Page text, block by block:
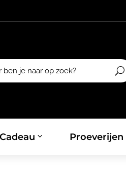
Cadeau Proeverijen